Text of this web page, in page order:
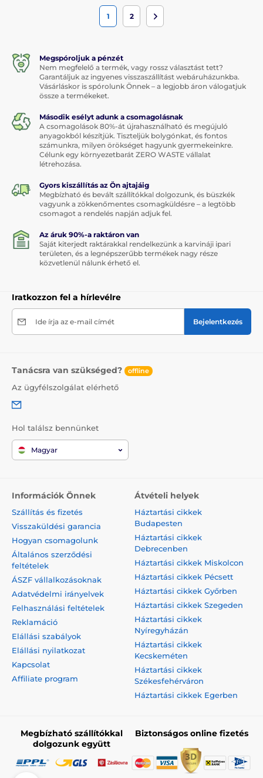
1 2
Megspóroljuk a pénzét
Nem megfelelő a termék, vagy rossz választást tett?
Garantáljuk az ingyenes visszaszállítást webáruházunkba.
Vásárláskor is spórolunk Önnek – a legjobb áron válogatjuk
össze a termékeket.
Második esélyt adunk a csomagolásnak
A csomagolások 80%-át újrahasználható és megújuló
anyagokból készítjük. Tiszteljük bolygónkat, és fontos
számunkra, milyen örökséget hagyunk gyermekeinkre.
Célunk egy környezetbarát ZERO WASTE vállalat
létrehozása.
Gyors kiszállítás az Ön ajtajáig
Megbízható és bevált szállítókkal dolgozunk, és büszkék
vagyunk a zökkenőmentes csomagküldésre – a legtöbb
csomagot a rendelés napján adjuk fel.
Az áruk 90%-a raktáron van
Saját kiterjedt raktárakkal rendelkezünk a karvináji ipari
területen, és a legnépszerűbb termékek nagy része
közvetlenül nálunk érhető el.
Iratkozzon fel a hírlevélre
Ide írja az e-mail címét Bejelentkezés
Tanácsra van szükséged? offline
Az ügyfélszolgálat elérhető
Hol találsz bennünket
Magyar
Információk Önnek
Szállítás és fizetés
Visszaküldési garancia
Hogyan csomagolunk
Általános szerződési
feltételek
ÁSZF vállalkozásoknak
Adatvédelmi irányelvek
Felhasználási feltételek
Reklamáció
Elállási szabályok
Elállási nyilatkozat
Kapcsolat
Affiliate program
Átvételi helyek
Háztartási cikkek
Budapesten
Háztartási cikkek
Debrecenben
Háztartási cikkek Miskolcon
Háztartási cikkek Pécsett
Háztartási cikkek Győrben
Háztartási cikkek Szegeden
Háztartási cikkek
Nyíregyházán
Háztartási cikkek
Kecskeméten
Háztartási cikkek
Székesfehérváron
Háztartási cikkek Egerben
Megbízható szállítókkal
dolgozunk együtt
Biztonságos online fizetés